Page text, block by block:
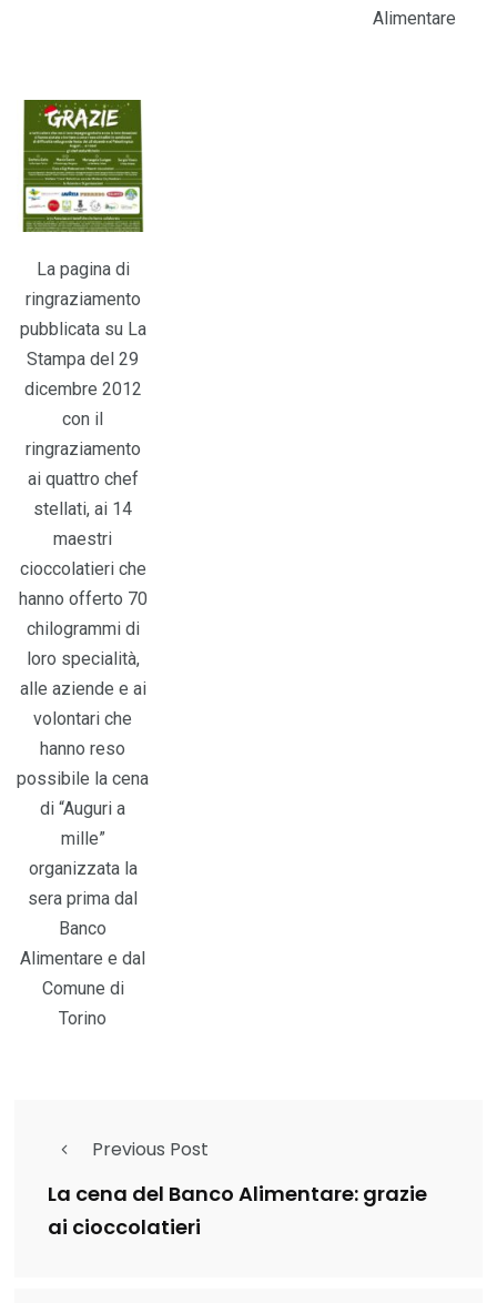
Alimentare
La pagina di
ringraziamento
pubblicata su La
Stampa del 29
dicembre 2012
con il
ringraziamento
ai quattro chef
stellati, ai 14
maestri
cioccolatieri che
hanno offerto 70
chilogrammi di
loro specialità,
alle aziende e ai
volontari che
hanno reso
possibile la cena
di “Auguri a
mille”
organizzata la
sera prima dal
Banco
Alimentare e dal
Comune di
Torino
Previous Post
La cena del Banco Alimentare: grazie
ai cioccolatieri